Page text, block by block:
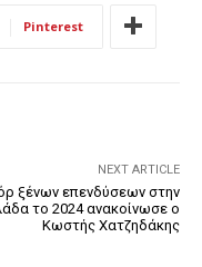
Pinterest
NEXT ARTICLE
ξένων επενδύσεων στην
το 2024 ανακοίνωσε ο
Κωστής Χατζηδάκης